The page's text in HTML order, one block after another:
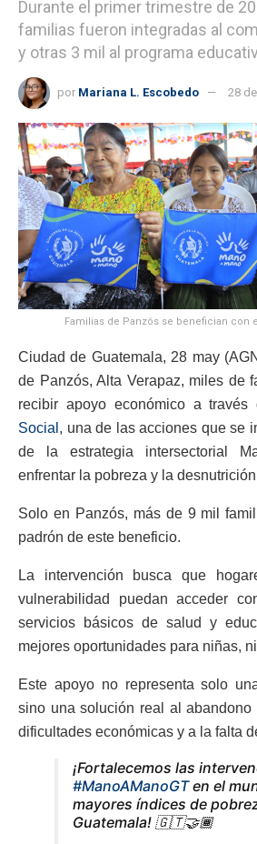
Durante el primer trimestre de
familias fueron integradas al
y otras 3 mil al programa
por Mariana L. Escobedo 28
Familias de Panzós se benefician con
Ciudad de Guatemala, 28 may
de Panzós, Alta Verapaz, miles de
recibir apoyo económico a través
Social , una de las acciones que se
de la estrategia intersectorial
enfrentar la pobreza y la
Solo en Panzós, más de 9 mil
padrón de este beneficio.
La intervención busca que
vulnerabilidad puedan acceder
servicios básicos de salud y
mejores oportunidades para niñas,
Este apoyo no representa solo
sino una solución real al
dificultades económicas y a la falta
¡Fortalecemos las
#ManoAManoGTen el
mayores índices de
Guatemala! 🇬🇹🤝🏾